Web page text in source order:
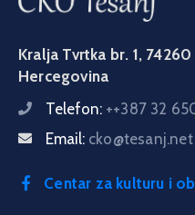
Kralja Tvrtka br. 1,
Hercegovina
Telefon: ++387 32
Email: cko@tesanj.net
Centar za kulturu i